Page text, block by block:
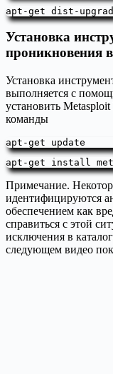
apt-get dist-
Установка
проникновения
Установка
выполняется с
установить
команды
apt-get update
apt-get install
Примечание.
идентифицируются
обеспечением как
справиться с этой
исключения в
следующем видео